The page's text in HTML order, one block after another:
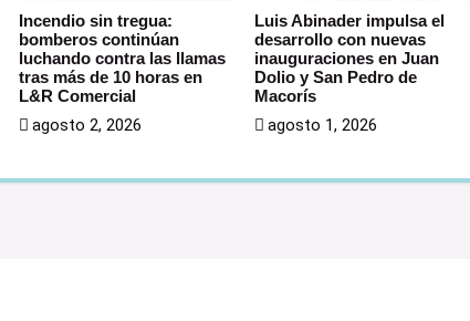
Incendio sin tregua:
bomberos continúan
luchando contra las llamas
tras más de 10 horas en
L&R Comercial
agosto 2, 2026
Luis Abinader impulsa el
desarrollo con nuevas
inauguraciones en Juan
Dolio y San Pedro de
Macorís
agosto 1, 2026